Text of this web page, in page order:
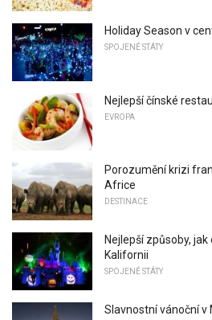
Holiday Season v
SPOJENÉ STÁTY
Nejlepší čínské
EVROPA
Porozumění krizi
Africe
DESTINACE
Nejlepší způsoby,
Kalifornii
SPOJENÉ STÁTY
Slavnostní vánoční v